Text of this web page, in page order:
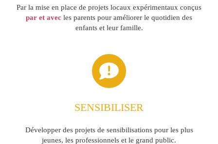
Par la mise en place de projets locaux expérimentaux conçus
par et avec les parents pour améliorer le quotidien des
enfants et leur famille.
SENSIBILISER
Développer des projets de sensibilisations pour les plus
jeunes, les professionnels et le grand public.